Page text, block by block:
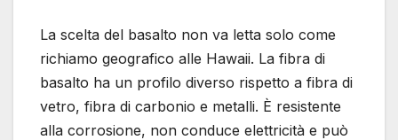
La scelta del basalto non va letta solo come
richiamo geografico alle Hawaii. La fibra di
basalto ha un profilo diverso rispetto a fibra di
vetro, fibra di carbonio e metalli. È resistente
alla corrosione, non conduce elettricità e può